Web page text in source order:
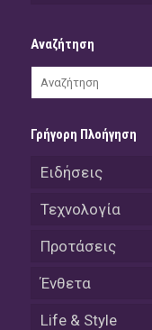
Αναζήτηση
Γρήγορη Πλοήγηση
Ειδήσεις
Τεχνολογία
Προτάσεις
Ένθετα
Life & Style